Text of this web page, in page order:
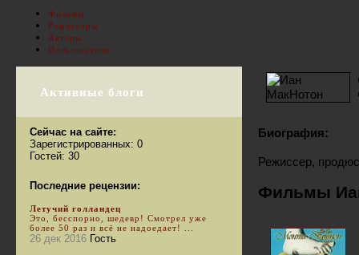
Биография:
Режиссер,
Фильмы
Фильмы
Режиссеры
Актеры
Пользователи
Активные блоги
Сейчас на сайте:
Зарегистрированных: 0
Гостей: 30
Последние рецензии:
Летучий голландец
Это, бесспорно, шедевр! Смотрел уже
более 50 раз и всё не надоедает! ...
26 дек 2016 Гость